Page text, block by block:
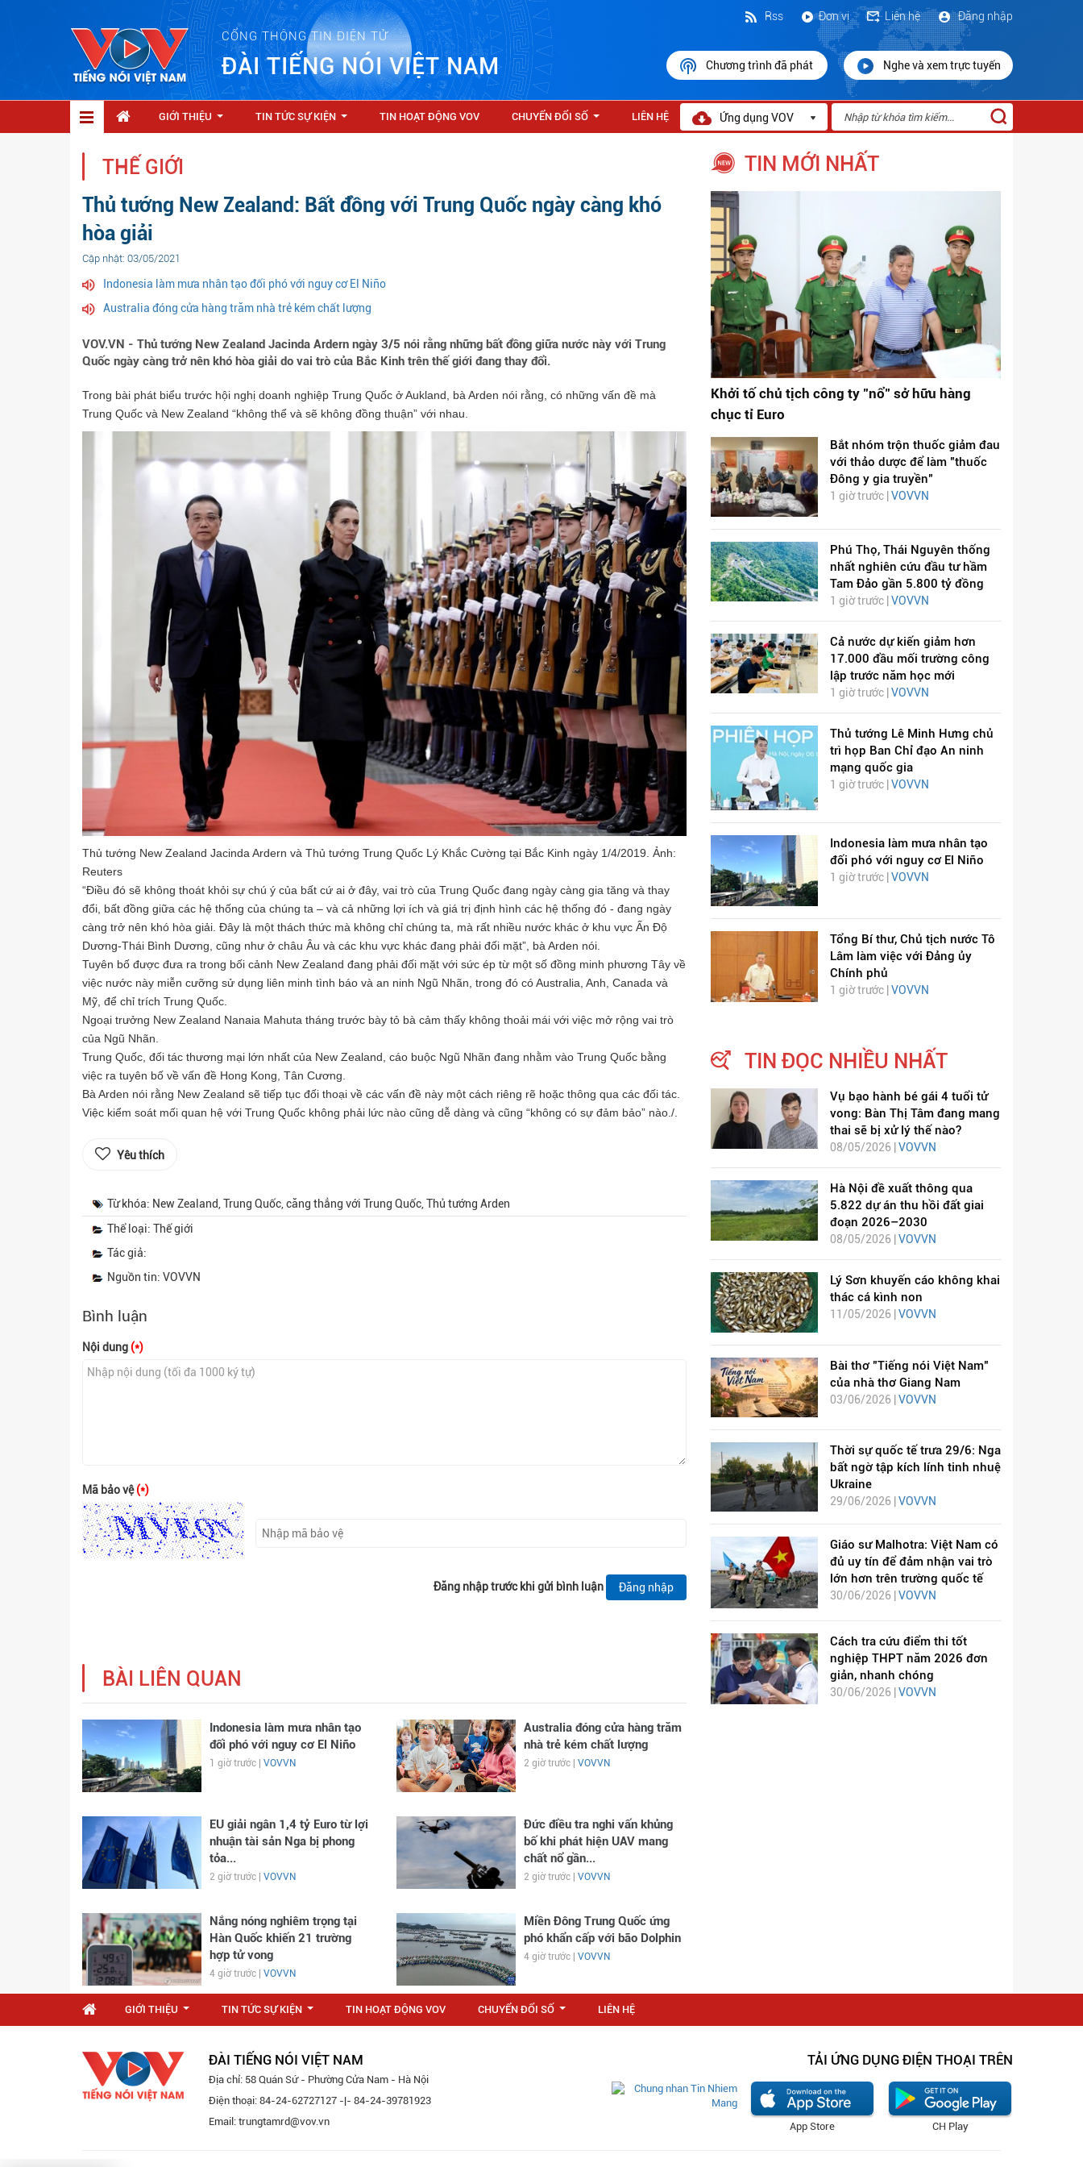
CỔNG THÔNG TIN ĐIỆN TỬ
ĐÀI TIẾNG NÓI VIỆT NAM
Đăng nhập
Liên hệ
Đơn vị
Rss
Chương trình đã phát Nghe và xem trực tuyến
GIỚI THIỆU TIN TỨC SỰ KIỆN TIN HOẠT ĐỘNG VOV CHUYỂN ĐỔI SỐ LIÊN HỆ Ứng dụng VOV
THẾ GIỚI
Thủ tướng New Zealand: Bất đồng với Trung Quốc ngày càng khó
hòa giải
Cập nhật: 03/05/2021
Indonesia làm mưa nhân tạo đối phó với nguy cơ El Niño
Australia đóng cửa hàng trăm nhà trẻ kém chất lượng
VOV.VN - Thủ tướng New Zealand Jacinda Ardern ngày 3/5 nói rằng những bất đồng giữa nước này với Trung
Quốc ngày càng trở nên khó hòa giải do vai trò của Bắc Kinh trên thế giới đang thay đổi.
Trong bài phát biểu trước hội nghị doanh nghiệp Trung Quốc ở Aukland, bà Arden nói rằng, có những vấn đề mà
Trung Quốc và New Zealand “không thể và sẽ không đồng thuận” với nhau.
Thủ tướng New Zealand Jacinda Ardern và Thủ tướng Trung Quốc Lý Khắc Cường tại Bắc Kinh ngày 1/4/2019. Ảnh:
Reuters
“Điều đó sẽ không thoát khỏi sự chú ý của bất cứ ai ở đây, vai trò của Trung Quốc đang ngày càng gia tăng và thay
đổi, bất đồng giữa các hệ thống của chúng ta – và cả những lợi ích và giá trị định hình các hệ thống đó - đang ngày
càng trở nên khó hòa giải. Đây là một thách thức mà không chỉ chúng ta, mà rất nhiều nước khác ở khu vực Ấn Độ
Dương-Thái Bình Dương, cũng như ở châu Âu và các khu vực khác đang phải đối mặt”, bà Arden nói.
Tuyên bố được đưa ra trong bối cảnh New Zealand đang phải đối mặt với sức ép từ một số đồng minh phương Tây về
việc nước này miễn cưỡng sử dụng liên minh tình báo và an ninh Ngũ Nhãn, trong đó có Australia, Anh, Canada và
Mỹ, để chỉ trích Trung Quốc.
Ngoại trưởng New Zealand Nanaia Mahuta tháng trước bày tỏ bà cảm thấy không thoải mái với việc mở rộng vai trò
của Ngũ Nhãn.
Trung Quốc, đối tác thương mại lớn nhất của New Zealand, cáo buộc Ngũ Nhãn đang nhằm vào Trung Quốc bằng
việc ra tuyên bố về vấn đề Hong Kong, Tân Cương.
Bà Arden nói rằng New Zealand sẽ tiếp tục đối thoại về các vấn đề này một cách riêng rẽ hoặc thông qua các đối tác.
Việc kiểm soát mối quan hệ với Trung Quốc không phải lức nào cũng dễ dàng và cũng “không có sự đảm bảo” nào./.
Yêu thích
Từ khóa: New Zealand, Trung Quốc, căng thẳng với Trung Quốc, Thủ tướng Arden
Thể loại: Thế giới
Tác giả:
Nguồn tin: VOVVN
Bình luận
Nội dung (*)
Mã bảo vệ(*)
Đăng nhập trước khi gửi bình luận Đăng nhập
BÀI LIÊN QUAN
Indonesia làm mưa nhân tạo
đối phó với nguy cơ El Niño
1 giờ trước | VOVVN
Australia đóng cửa hàng trăm
nhà trẻ kém chất lượng
2 giờ trước | VOVVN
EU giải ngân 1,4 tỷ Euro từ lợi
nhuận tài sản Nga bị phong
tỏa...
2 giờ trước | VOVVN
Đức điều tra nghi vấn khủng
bố khi phát hiện UAV mang
chất nổ gần...
2 giờ trước | VOVVN
Nắng nóng nghiêm trọng tại
Hàn Quốc khiến 21 trường
hợp tử vong
4 giờ trước | VOVVN
Miền Đông Trung Quốc ứng
phó khẩn cấp với bão Dolphin
4 giờ trước | VOVVN
TIN MỚI NHẤT
Khởi tố chủ tịch công ty "nổ" sở hữu hàng
chục tỉ Euro
Bắt nhóm trộn thuốc giảm đau
với thảo dược để làm "thuốc
Đông y gia truyền"
1 giờ trước | VOVVN
Phú Thọ, Thái Nguyên thống
nhất nghiên cứu đầu tư hầm
Tam Đảo gần 5.800 tỷ đồng
1 giờ trước | VOVVN
Cả nước dự kiến giảm hơn
17.000 đầu mối trường công
lập trước năm học mới
1 giờ trước | VOVVN
Thủ tướng Lê Minh Hưng chủ
trì họp Ban Chỉ đạo An ninh
mạng quốc gia
1 giờ trước | VOVVN
Indonesia làm mưa nhân tạo
đối phó với nguy cơ El Niño
1 giờ trước | VOVVN
Tổng Bí thư, Chủ tịch nước Tô
Lâm làm việc với Đảng ủy
Chính phủ
1 giờ trước | VOVVN
TIN ĐỌC NHIỀU NHẤT
Vụ bạo hành bé gái 4 tuổi tử
vong: Bàn Thị Tâm đang mang
thai sẽ bị xử lý thế nào?
08/05/2026 | VOVVN
Hà Nội đề xuất thông qua
5.822 dự án thu hồi đất giai
đoạn 2026–2030
08/05/2026 | VOVVN
Lý Sơn khuyến cáo không khai
thác cá kình non
11/05/2026 | VOVVN
Bài thơ "Tiếng nói Việt Nam"
của nhà thơ Giang Nam
03/06/2026 |VOVVN
Thời sự quốc tế trưa 29/6: Nga
bất ngờ tập kích lính tinh nhuệ
Ukraine
29/06/2026 | VOVVN
Giáo sư Malhotra: Việt Nam có
đủ uy tín để đảm nhận vai trò
lớn hơn trên trường quốc tế
30/06/2026 | VOVVN
Cách tra cứu điểm thi tốt
nghiệp THPT năm 2026 đơn
giản, nhanh chóng
30/06/2026 | VOVVN
GIỚI THIỆU TIN TỨC SỰ KIỆN TIN HOẠT ĐỘNG VOV CHUYỂN ĐỔI SỐ LIÊN HỆ
ĐÀI TIẾNG NÓI VIỆT NAM
Địa chỉ: 58 Quán Sứ - Phường Cửa Nam - Hà Nội
Điện thoại: 84-24-62727127 -|- 84-24-39781923
Email: trungtamrd@vov.vn
TẢI ỨNG DỤNG ĐIỆN THOẠI TRÊN
CH Play
App Store